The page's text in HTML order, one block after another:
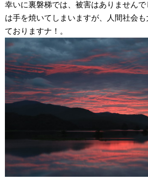
幸いに裏磐梯では、被害はありません
は手を焼いてしまいますが、人間社会
ておりますナ！。